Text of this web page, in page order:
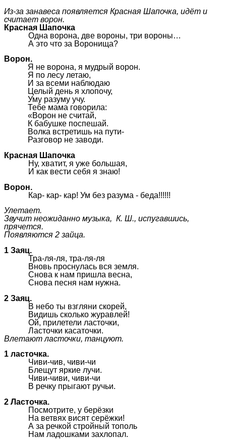
Из-за занавеса появляется Красная Шапочка, идёт и
считает ворон.
Красная Шапочка
Одна ворона, две вороны, три вороны…
А это что за Воронища?
Ворон.
Я не ворона, я мудрый ворон.
Я по лесу летаю,
И за всеми наблюдаю
Целый день я хлопочу,
Уму разуму учу.
Тебе мама говорила:
«Ворон не считай,
К бабушке поспешай.
Волка встретишь на пути-
Разговор не заводи.
Красная Шапочка
Ну, хватит, я уже большая,
И как вести себя я знаю!
Ворон.
Кар- кар- кар! Ум без разума - беда!!!!!!
Улетает.
Звучит неожиданно музыка, К. Ш., испугавшись,
прячется.
Появляются 2 зайца.
1 Заяц.
Тра-ля-ля, тра-ля-ля
Вновь проснулась вся земля.
Снова к нам пришла весна,
Снова песня нам нужна.
2 Заяц.
В небо ты взгляни скорей,
Видишь сколько журавлей!
Ой, прилетели ласточки,
Ласточки касаточки.
Влетают ласточки, танцуют.
1 ласточка.
Чиви-чив, чиви-чи
Блещут яркие лучи.
Чиви-чиви, чиви-чи
В речку прыгают ручьи.
2 Ласточка.
Посмотрите, у берёзки
На ветвях висят серёжки!
А за речкой стройный тополь
Нам ладошками захлопал.